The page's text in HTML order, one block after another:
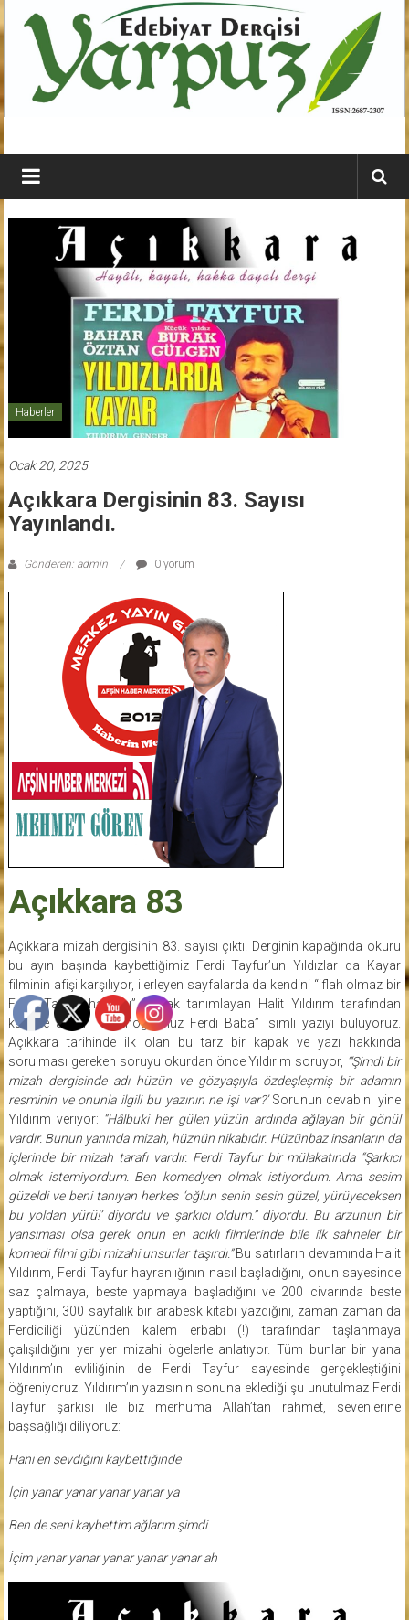
geç
YARPUZ
Edebiyat
Dergisi
Kahramanmaraş'ın
Haberler
Ocak 20, 2025
Açıkkara Dergisinin 83. Sayısı
Yayınlandı.
Gönderen: admin 0 yorum
Açıkkara 83
Açıkkara mizah dergisinin 83. sayısı çıktı. Derginin kapağında okuru
bu ayın başında kaybettiğimiz Ferdi Tayfur’un Yıldızlar da Kayar
filminin afişi karşılıyor, ilerleyen sayfalarda da kendini “iflah olmaz bir
Ferdi Tayfur hayranı” olarak tanımlayan Halit Yıldırım tarafından
kaleme alınan “Emmoğlumuz Ferdi Baba” isimli yazıyı buluyoruz.
Açıkkara tarihinde ilk olan bu tarz bir kapak ve yazı hakkında
sorulması gereken soruyu okurdan önce Yıldırım soruyor, “‘Şimdi bir
mizah dergisinde adı hüzün ve gözyaşıyla özdeşleşmiş bir adamın
resminin ve onunla ilgili bu yazının ne işi var?’Sorunun cevabını yine
Yıldırım veriyor: “Hâlbuki her gülen yüzün ardında ağlayan bir gönül
vardır. Bunun yanında mizah, hüznün nikabıdır. Hüzünbaz insanların da
içlerinde bir mizah tarafı vardır. Ferdi Tayfur bir mülakatında “Şarkıcı
olmak istemiyordum. Ben komedyen olmak istiyordum. Ama sesim
güzeldi ve beni tanıyan herkes ‘oğlun senin sesin güzel, yürüyeceksen
bu yoldan yürü!’ diyordu ve şarkıcı oldum.” diyordu. Bu arzunun bir
yansıması olsa gerek onun en acıklı filmlerinde bile ilk sahneler bir
komedi filmi gibi mizahi unsurlar taşırdı.”Bu satırların devamında Halit
Yıldırım, Ferdi Tayfur hayranlığının nasıl başladığını, onun sayesinde
saz çalmaya, beste yapmaya başladığını ve 200 civarında beste
yaptığını, 300 sayfalık bir arabesk kitabı yazdığını, zaman zaman da
Ferdiciliği yüzünden kalem erbabı (!) tarafından taşlanmaya
çalışıldığını yer yer mizahi ögelerle anlatıyor. Tüm bunlar bir yana
Yıldırım’ın evliliğinin de Ferdi Tayfur sayesinde gerçekleştiğini
öğreniyoruz. Yıldırım’ın yazısının sonuna eklediği şu unutulmaz Ferdi
Tayfur şarkısı ile biz merhuma Allah’tan rahmet, sevenlerine
başsağlığı diliyoruz:
Hani en sevdiğini kaybettiğinde
İçin yanar yanar yanar yanar ya
Ben de seni kaybettim ağlarım şimdi
İçim yanar yanar yanar yanar yanar ah